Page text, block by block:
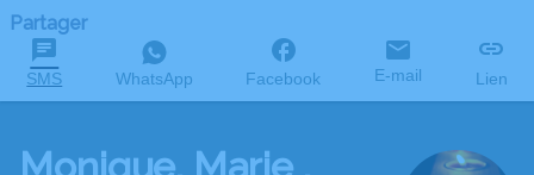
Partager
SMS WhatsApp Facebook E-mail Lien
Monique, Marie ,